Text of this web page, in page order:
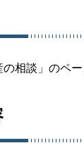
の相談」のペ